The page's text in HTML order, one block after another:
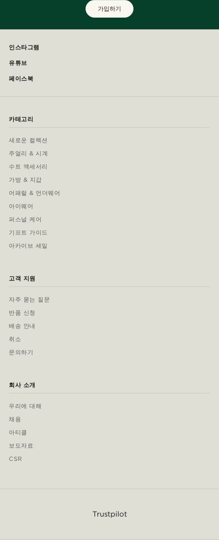
가입하기
인스타그램
유튜브
페이스북
카테고리
새로운 컬렉션
주얼리 & 시계
수트 액세서리
가방 & 지갑
어패럴 & 언더웨어
아이웨어
퍼스널 케어
기프트 가이드
아카이브 세일
고객 지원
자주 묻는 질문
반품 신청
배송 안내
취소
문의하기
회사 소개
우리에 대해
채용
아티클
보도자료
CSR
Trustpilot